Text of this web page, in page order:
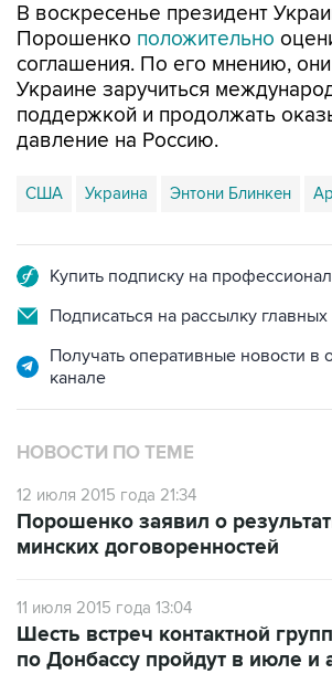
В воскресенье президент
Порошенко положительно
соглашения. По его мнению,
Украине заручиться
поддержкой и продолжать
давление на Россию.
США Украина Энтони Блинкен
Купить подписку на
Подписаться на рассылку главных
Получать оперативные новости в
канале
НОВОСТИ ПО ТЕМЕ
12 июля 2015 года 21:34
Порошенко заявил о
минских договоренностей
11 июля 2015 года 13:04
Шесть встреч контактной
по Донбассу пройдут в июле и